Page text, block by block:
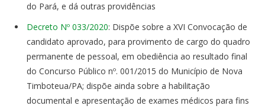
do Pará, e dá outras providências
Decreto Nº 033/2020: Dispõe sobre a XVI Convocação de
candidato aprovado, para provimento de cargo do quadro
permanente de pessoal, em obediência ao resultado final
do Concurso Público nº. 001/2015 do Município de Nova
Timboteua/PA; dispõe ainda sobre a habilitação
documental e apresentação de exames médicos para fins